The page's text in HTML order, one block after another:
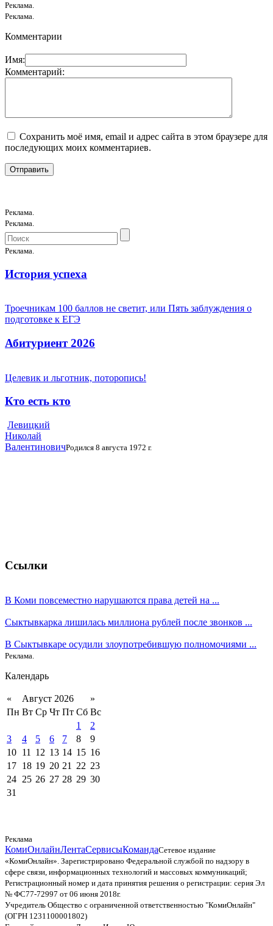
Реклама.
Реклама.
Комментарии
Имя:
Комментарий:
Сохранить моё имя, email и адрес сайта в этом браузере для
последующих моих комментариев.
Реклама.
Реклама.
Реклама.
История успеха
Троечникам 100 баллов не светит, или Пять заблуждения о
подготовке к ЕГЭ
Абитуриент 2026
Целевик и льготник, поторопись!
Кто есть кто
Левицкий
Николай
ВалентиновичРодился 8 августа 1972 г.
Ссылки
В Коми повсеместно нарушаются права детей на ...
Сыктывкарка лишилась миллиона рублей после звонков ...
В Сыктывкаре осудили злоупотребившую полномочиями ...
Реклама.
Календарь
« Август 2026
»
Пн Вт Ср Чт Пт Сб Вс
1
2
3
4 5 6 7 8
9
10 11 12 13 14 15 16
17 18 19 20 21 22 23
24 25 26 27 28 29 30
31
Реклама
КомиОнлайнЛентаСервисыКомандаСетевое издание
«КомиОнлайн». Зарегистрировано Федеральной службой по надзору в
сфере связи, информационных технологий и массовых коммуникаций;
Регистрационный номер и дата принятия решения о регистрации: серия Эл
№ ФС77-72997 от 06 июня 2018г.
Учредитель Общество с ограниченной ответственностью "КомиОнлайн"
(ОГРН 1231100001802)